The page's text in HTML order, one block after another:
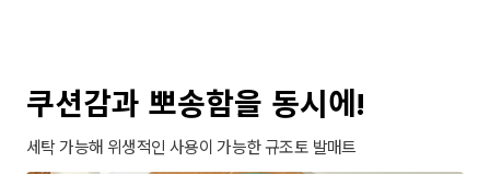
쿠션감과 뽀송함을 동시에!
세탁 가능해 위생적인 사용이 가능한 규조토 발매트